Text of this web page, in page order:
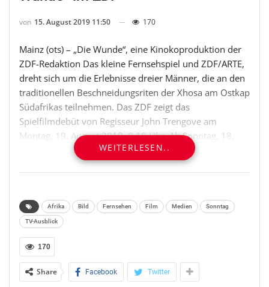
von 15. August 2019 11:50 170
Mainz (ots) – „Die Wunde“, eine Kinokoproduktion der
ZDF-Redaktion Das kleine Fernsehspiel und ZDF/ARTE,
dreht sich um die Erlebnisse dreier Männer, die an den
traditionellen Beschneidungsriten der Xhosa am Ostkap
Südafrikas teilnehmen. Das ZDF zeigt das
Spielfilmdebüt von Regisseur John Trengove am
Montag, 19. August 2019, 0.10 Uhr. Ab Sonntag, 18.
August 2019, 10.00 Uhr, ist der Film bereits in der
ZDFmediathek abrufbar.
Touré), ein in sich gekehrter Fabrikarbeiter, reist in ein
abgelegenes Camp in den Bergen, um an dem uralten
Initiationsritual der Xhosa teilzunehmen. Als Mentor
soll er sich vor allem um Kwanda (Niza Jay Ncoyini)
kümmern, einen rebellischen Teenager aus
Johannesburg. Kwandas Vater hält seinen Sohn für
WEITERLESEN..
Afrika Bild Fernsehen Film Medien Sonntag
TV-Ausblick
170
Share Facebook Twitter